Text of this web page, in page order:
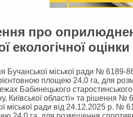
про
екологічної
Бучанської міської ради № 6189-
площею 24,0 га, для
Бабинецького старостинського
Київської області» та рішення
міської ради від 24.12.2025 р. №